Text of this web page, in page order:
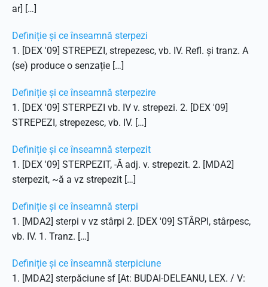
ar] […]
Definiție și ce înseamnă sterpezi
1. [DEX '09] STREPEZI, strepezesc, vb. IV. Refl. și tranz. A
(se) produce o senzație […]
Definiție și ce înseamnă sterpezire
1. [DEX '09] STERPEZI vb. IV v. strepezi. 2. [DEX '09]
STREPEZI, strepezesc, vb. IV. […]
Definiție și ce înseamnă sterpezit
1. [DEX '09] STERPEZIT, -Ă adj. v. strepezit. 2. [MDA2]
sterpezit, ~ă a vz strepezit […]
Definiție și ce înseamnă sterpi
1. [MDA2] sterpi v vz stârpi 2. [DEX '09] STÂRPI, stârpesc,
vb. IV. 1. Tranz. […]
Definiție și ce înseamnă sterpiciune
1. [MDA2] sterpăciune sf [At: BUDAI-DELEANU, LEX. / V: